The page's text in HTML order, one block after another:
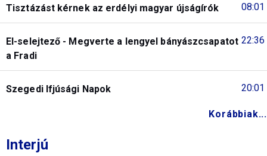
08:01
Tisztázást kérnek az erdélyi magyar újságírók
22:36
El-selejtező - Megverte a lengyel bányászcsapatot
a Fradi
20:01
Szegedi Ifjúsági Napok
Korábbiak...
Interjú